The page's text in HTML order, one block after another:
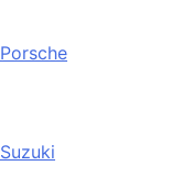
Porsche
Suzuki